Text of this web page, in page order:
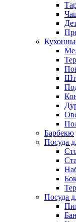
Барбекю
Посуда
Посуда